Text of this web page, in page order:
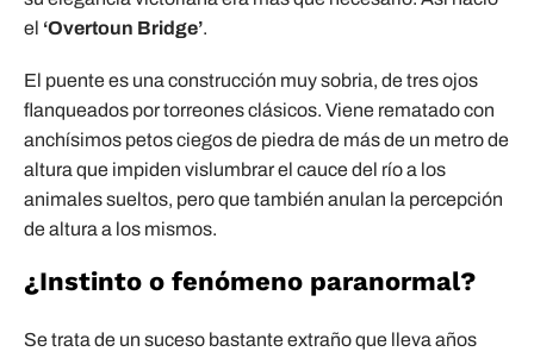
el ‘Overtoun Bridge’.
El puente es una construcción muy sobria, de tres ojos
flanqueados por torreones clásicos. Viene rematado con
anchísimos petos ciegos de piedra de más de un metro de
altura que impiden vislumbrar el cauce del río a los
animales sueltos, pero que también anulan la percepción
de altura a los mismos.
¿Instinto o fenómeno paranormal?
Se trata de un suceso bastante extraño que lleva años